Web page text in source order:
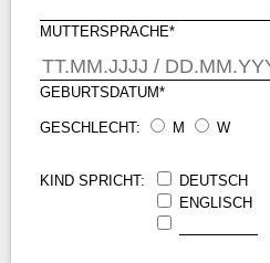
MUTTERSPRACHE*
GEBURTSDATUM*
GESCHLECHT: M W
KIND SPRICHT:
DEUTSCH
ENGLISCH